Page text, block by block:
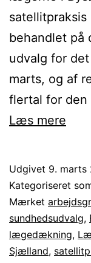
satellitpraksis
behandlet på
udvalg for
marts, og af
flertal for den
Læs mere
9.
Udgivet 9. marts
Kategoriseret
Mærket
sundhedsudvalg,
lægedækning,
Sjælland,